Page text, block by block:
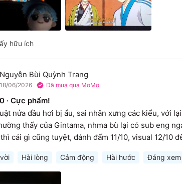
hữu ích
Nguyễn Bùi Quỳnh Trang
18/06/2026 Đã mua qua MoMo
· Cực phẩm!
nửa đầu hơi bị ẩu, sai nhân xưng các kiểu, với
thấy của Gintama, nhma bù lại có sub eng
cái gì cũng tuyệt, đánh đấm 11/10, visual 12/10
Hài lòng Cảm động Hài hước Đáng xem